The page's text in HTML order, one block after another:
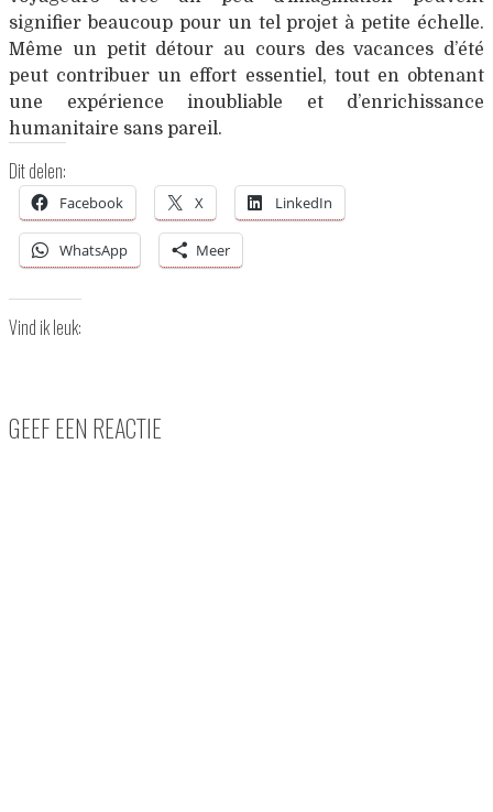
signifier beaucoup pour un tel projet à petite échelle.
Même un petit détour au cours des vacances d’été
peut contribuer un effort essentiel, tout en obtenant
une expérience inoubliable et d’enrichissance
humanitaire sans pareil.
Dit delen:
Facebook X LinkedIn
WhatsApp Meer
Vind ik leuk:
GEEF EEN REACTIE